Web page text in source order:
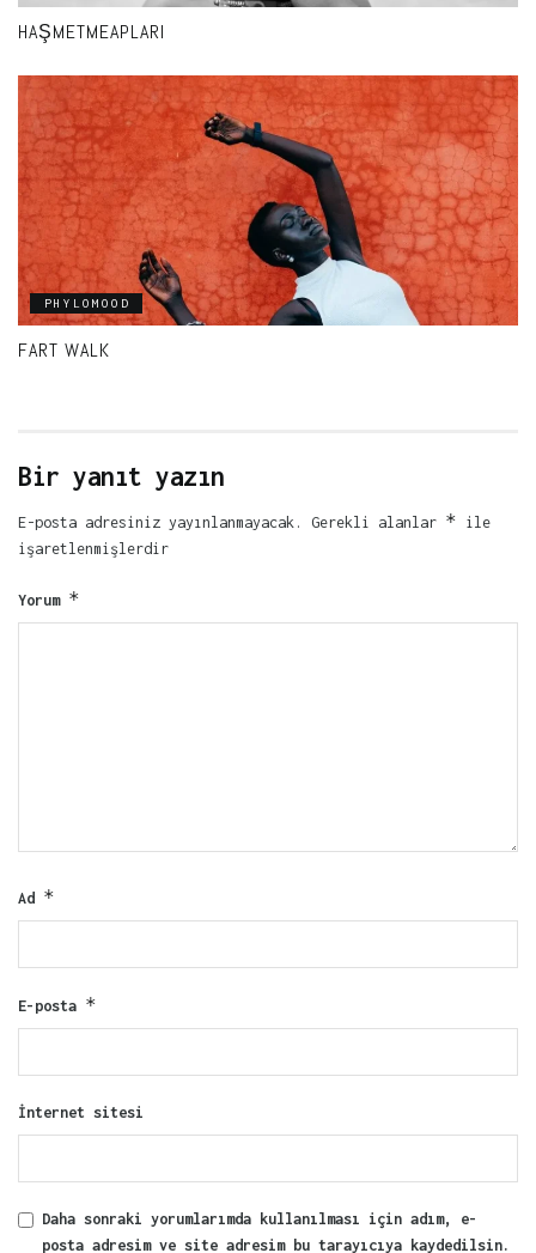
HAŞMETMEAPLARI
PHYLOMOOD
FART WALK
Bir yanıt yazın
E-posta adresiniz yayınlanmayacak. Gerekli alanlar * ile
işaretlenmişlerdir
Yorum *
Ad *
E-posta *
İnternet sitesi
Daha sonraki yorumlarımda kullanılması için adım, e-
posta adresim ve site adresim bu tarayıcıya kaydedilsin.